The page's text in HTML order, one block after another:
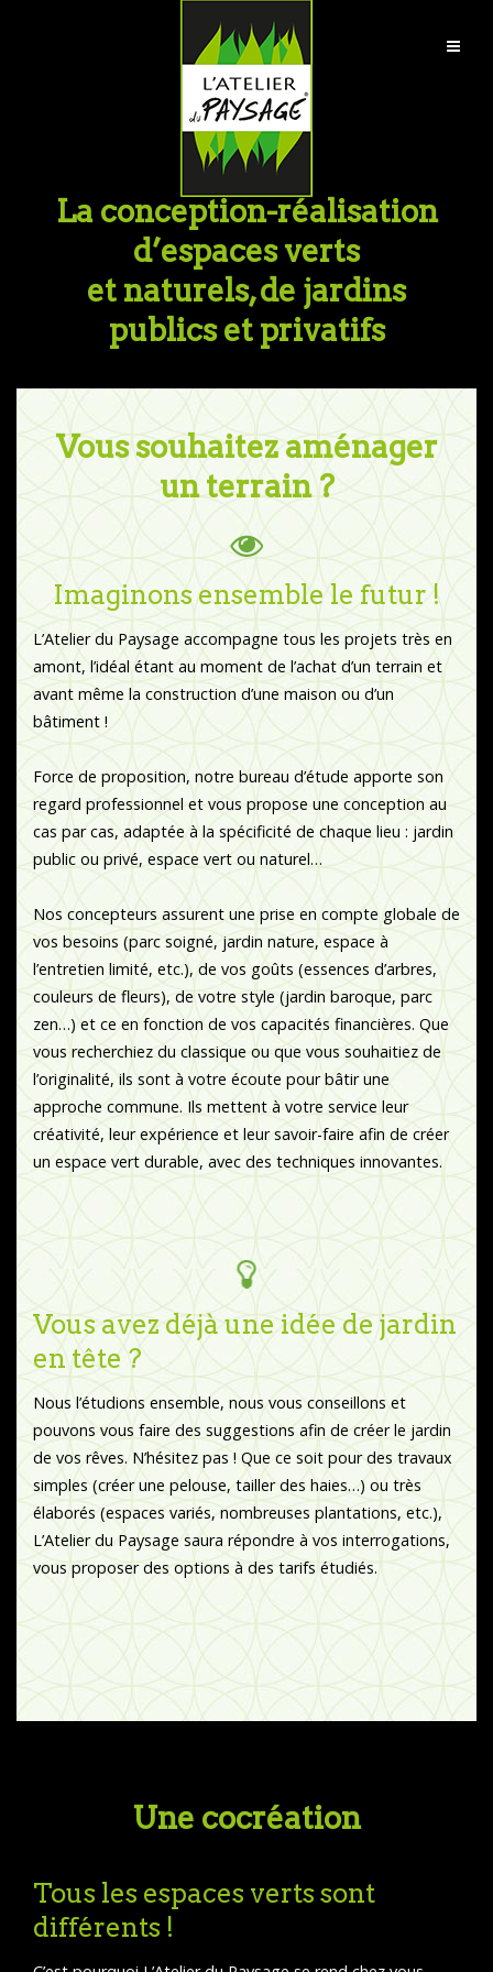
La conception-réalisation
d’espaces verts
et naturels, de jardins
publics et privatifs
Vous souhaitez aménager
un terrain ?
Imaginons ensemble le futur !
L’Atelier du Paysage accompagne tous les projets très en
amont, l’idéal étant au moment de l’achat d’un terrain et
avant même la construction d’une maison ou d’un
bâtiment !
Force de proposition, notre bureau d’étude apporte son
regard professionnel et vous propose une conception au
cas par cas, adaptée à la spécificité de chaque lieu : jardin
public ou privé, espace vert ou naturel…
Nos concepteurs assurent une prise en compte globale de
vos besoins (parc soigné, jardin nature, espace à
l’entretien limité, etc.), de vos goûts (essences d’arbres,
couleurs de fleurs), de votre style (jardin baroque, parc
zen…) et ce en fonction de vos capacités financières. Que
vous recherchiez du classique ou que vous souhaitiez de
l’originalité, ils sont à votre écoute pour bâtir une
approche commune. Ils mettent à votre service leur
créativité, leur expérience et leur savoir-faire afin de créer
un espace vert durable, avec des techniques innovantes.
Vous avez déjà une idée de jardin
en tête ?
Nous l’étudions ensemble, nous vous conseillons et
pouvons vous faire des suggestions afin de créer le jardin
de vos rêves. N’hésitez pas ! Que ce soit pour des travaux
simples (créer une pelouse, tailler des haies…) ou très
élaborés (espaces variés, nombreuses plantations, etc.),
L’Atelier du Paysage saura répondre à vos interrogations,
vous proposer des options à des tarifs étudiés.
Une cocréation
Tous les espaces verts sont
différents !